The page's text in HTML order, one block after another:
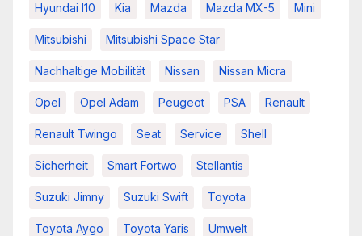
Hyundai I10 Kia Mazda Mazda MX-5 Mini
Mitsubishi Mitsubishi Space Star
Nachhaltige Mobilität Nissan Nissan Micra
Opel Opel Adam Peugeot PSA Renault
Renault Twingo Seat Service Shell
Sicherheit Smart Fortwo Stellantis
Suzuki Jimny Suzuki Swift Toyota
Toyota Aygo Toyota Yaris Umwelt